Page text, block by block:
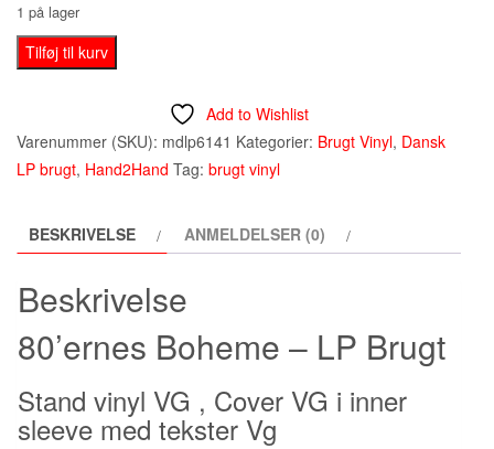
1 på lager
Sebastian
‎–
Boheme
-
(1983)
Tilføj til kurv
Add to Wishlist
Varenummer (SKU): mdlp6141 Kategorier: Brugt Vinyl, Dansk
LP brugt, Hand2Hand Tag: brugt vinyl
BESKRIVELSE ANMELDELSER (0)
Beskrivelse
80’ernes Boheme – LP Brugt
Stand vinyl VG , Cover VG i inner
sleeve med tekster Vg